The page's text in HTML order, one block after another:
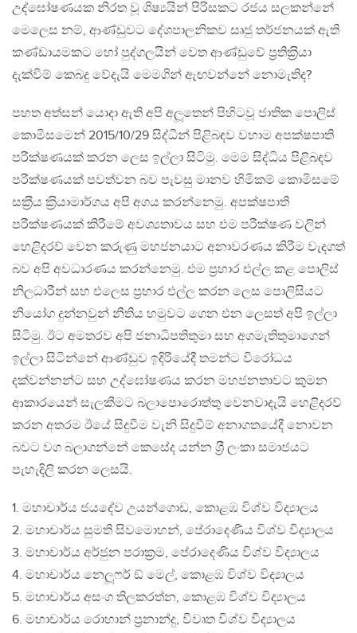
උද්ඝෝෂණයක නිරත වූ ශිෂ්‍යයින් පිරිසකට රජය සලකන්නේ
මෙලෙස නම්, ආණ්ඩුවට දේශපාලනිකව සෘජු තර්ජනයක් ඇති
කණ්ඩායමකට හෝ පුද්ගලයින් වෙත ආණ්ඩුවේ ප‍්‍රතික‍්‍රියා
දැක්වීම් කෙබදු වේදැයි මෙමගින් ඇඟවන්නේ නොමැතිද?
පහත අත්සන් යොදා ඇති අපි අලූතෙන් පිහිටවූ ජාතික පොලිස්
කොමිසමෙන් 2015/10/29 සිද්ධීන් පිළිබඳව වහාම අපක්ෂපාති
පරීක්ෂණයක් කරන ලෙස ඉල්ලා සිටිමු. මෙම සිද්ධිය පිළිබඳව
පරීක්ෂණයක් පවත්වන බව පැවසු මානව හිමිකම් කොමිසමේ
සක‍්‍රීය ක‍්‍රියාමාර්ගය අපි අගය කරන්නෙමු. අපක්ෂපාති
පරීක්ෂණයක් කිරීමේ අවශ්‍යතාවය සහ එම පරීක්ෂණ වලින්
හෙළිදරව් වෙන කරුණු මහජනයාට අනාවරණය කිරීම වැදගත්
බව අපි අවධාරණය කරන්නෙමු. එම ප‍්‍රහාර එල්ල කළ පොලිස්
නිලධාරීන් සහ එලෙස ප‍්‍රහාර එල්ල කරන ලෙස පොලිසියට
නියෝග දුන්නවුන් නීතිය හමුවට ගෙන එන ලෙසත් අපි ඉල්ලා
සිටිමු. ඊට අමතරව අපි ජනාධිපතිතුමා සහ අගමැතිතුමාගෙන්
ඉල්ලා සිටින්නේ ආණ්ඩුව ඉදිරියේදී තමන්ට විරෝධය
දක්වන්නන්ට සහ උද්ඝෝෂණය කරන මහජනතාවට කුමන
ආකාරයෙන් සැලකීමට බලාපොරොත්තු වෙනවාදැයි හෙළිදරව්
කරන අතරම ඊයේ සිදුවීම වැනි සිදුවීම් අනාගතයේදී නොවන
බවට වග බලාගන්නේ කෙසේද යන්න ශ‍්‍රී ලංකා සමාජයට
පැහැදිලි කරන ලෙසයි.
1. මහාචාර්ය ජයදේව උයන්ගොඩ, කොළඹ විශ්ව විද්‍යාලය
2. මහාචාර්ය සුමති සිවමොහන්, පේරාදෙණිය විශ්ව විද්‍යාලය
3. මහාචාර්ය අර්ජුන පරාක‍්‍රම, පේරාදෙණිය විශ්ව විද්‍යාලය
4. මහාචාර්ය නෙලූෆර් ඞ් මෙල්, කොළඹ විශ්ව විද්‍යාලය
5. මහාචාර්ය අසංග තිලකරත්න, කොළඹ විශ්ව විද්‍යාලය
6. මහාචාර්ය රොහාන් ප‍්‍රනාන්දු, විවෘත විශ්ව විද්‍යාලය